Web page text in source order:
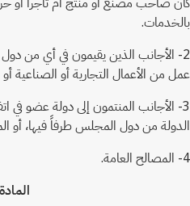
بالخدمات.
2- الأجانب الذين يقيمون في أي من
عمل من الأعمال التجارية أو الصناعية
3- الأجانب المنتمون إلى دولة عضو في
الدولة من دول المجلس طرفاً فيها، أو
4- المصالح العامة.
المادة 6